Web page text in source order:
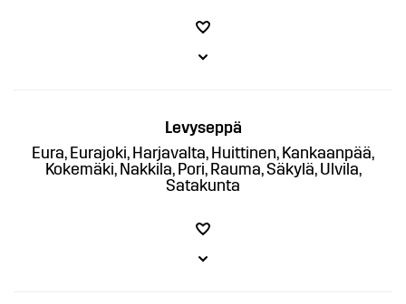
Levyseppä
Eura, Eurajoki, Harjavalta, Huittinen, Kankaanpää,
Kokemäki, Nakkila, Pori, Rauma, Säkylä, Ulvila,
Satakunta